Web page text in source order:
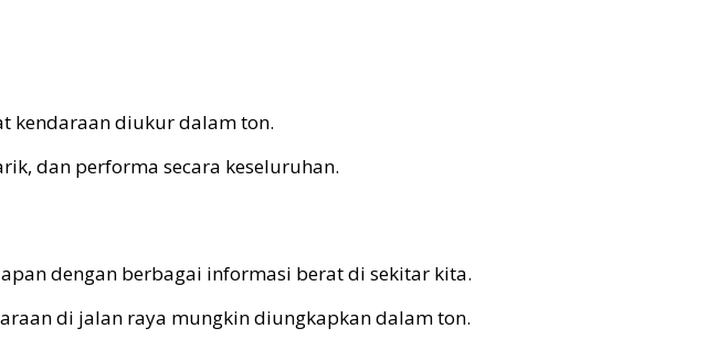
kendaraan diukur dalam ton.
dan performa secara keseluruhan.
dengan berbagai informasi berat di sekitar kita.
di jalan raya mungkin diungkapkan dalam ton.